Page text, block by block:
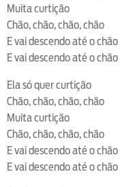
Muita curtição
Chão, chão, chão, chão
E vai descendo até o chão
E vai descendo até o chão
Ela só quer curtição
Chão, chão, chão, chão
Muita curtição
Chão, chão, chão, chão
E vai descendo até o chão
E vai descendo até o chão